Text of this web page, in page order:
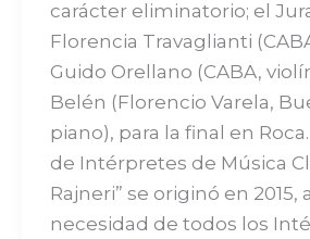
carácter eliminatorio; el
Florencia Travaglianti
Guido Orellano (CABA,
Belén (Florencio Varela,
piano), para la final en
de Intérpretes de Música
Rajneri” se originó en 2015,
necesidad de todos los